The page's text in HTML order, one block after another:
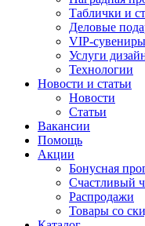
Таблички и
Деловые
VIP-сувениры
Услуги
Технологии
Новости и статьи
Новости
Статьи
Вакансии
Помощь
Акции
Бонусная
Счастливый
Распродажи
Товары со